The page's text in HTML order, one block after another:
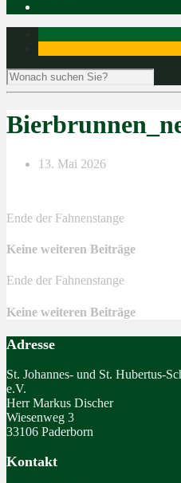
13. Mai 2026
Ende der Fahnenstange
Keine weiteren Beiträge
Ende der Fahnenstange
Keine weiteren Beiträge
Adresse
St. Johannes- und St. Hubertus-
e.V.
Herr Markus Discher
Wiesenweg 3
33106 Paderborn
Kontakt